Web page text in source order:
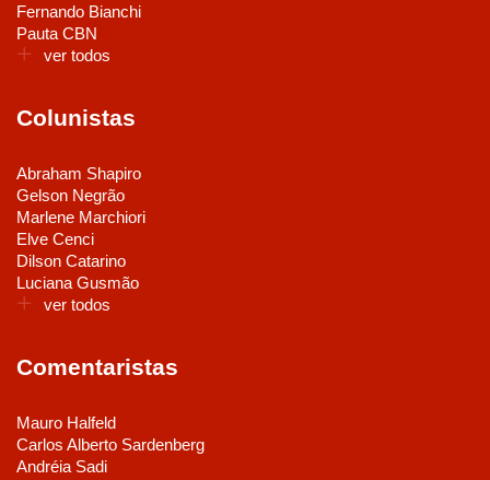
Fernando Bianchi
Pauta CBN
ver todos
Colunistas
Abraham Shapiro
Gelson Negrão
Marlene Marchiori
Elve Cenci
Dilson Catarino
Luciana Gusmão
ver todos
Comentaristas
Mauro Halfeld
Carlos Alberto Sardenberg
Andréia Sadi